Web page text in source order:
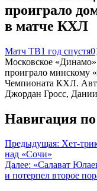
проиграло
в матче КХЛ
Матч ТВ1 год спустя0
Московское
проиграло минскому
Чемпионата КХЛ.
Джордан Гросс,
Навигация
Предыдущая: Хет-
над «Сочи»
Далее: «Салават
и потерпел второе